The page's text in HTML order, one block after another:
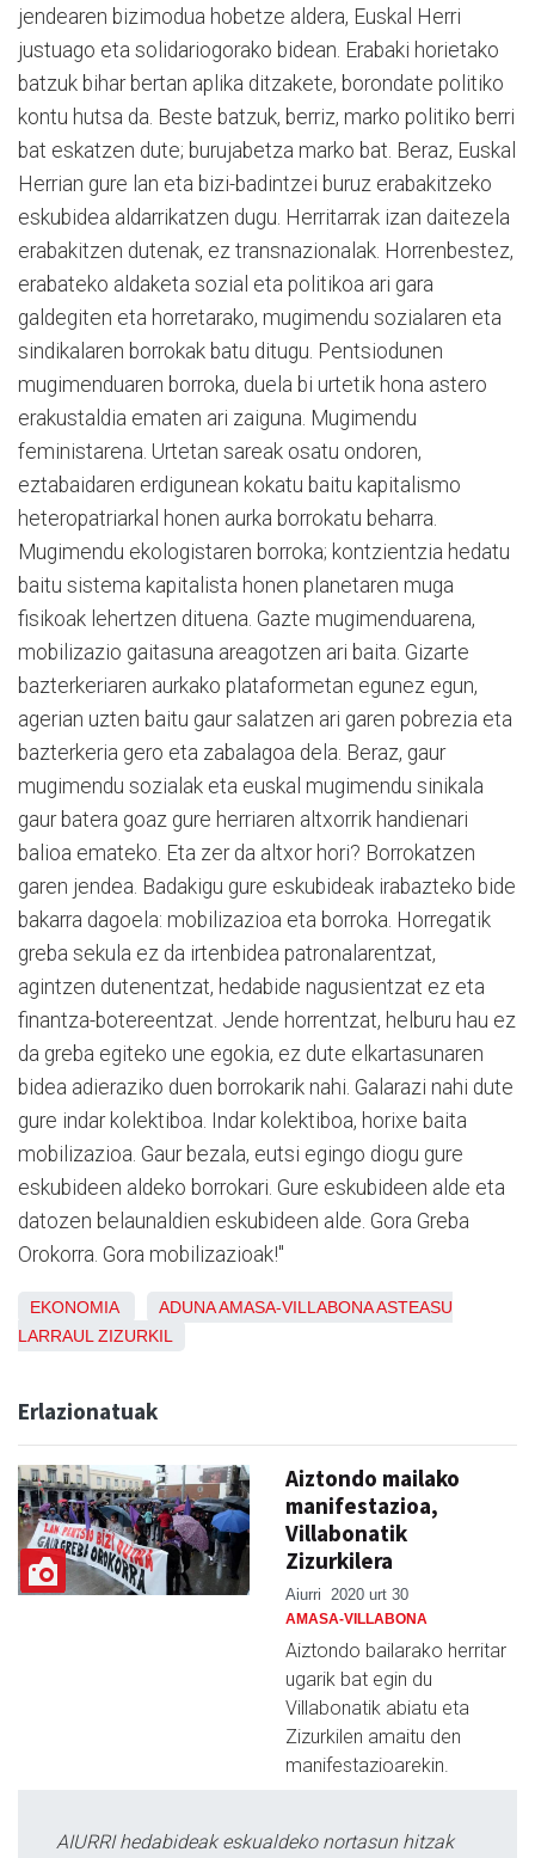
jendearen bizimodua hobetze aldera, Euskal Herri
justuago eta solidariogorako bidean. Erabaki horietako
batzuk bihar bertan aplika ditzakete, borondate politiko
kontu hutsa da. Beste batzuk, berriz, marko politiko berri
bat eskatzen dute; burujabetza marko bat. Beraz, Euskal
Herrian gure lan eta bizi-badintzei buruz erabakitzeko
eskubidea aldarrikatzen dugu. Herritarrak izan daitezela
erabakitzen dutenak, ez transnazionalak. Horrenbestez,
erabateko aldaketa sozial eta politikoa ari gara
galdegiten eta horretarako, mugimendu sozialaren eta
sindikalaren borrokak batu ditugu. Pentsiodunen
mugimenduaren borroka, duela bi urtetik hona astero
erakustaldia ematen ari zaiguna. Mugimendu
feministarena. Urtetan sareak osatu ondoren,
eztabaidaren erdigunean kokatu baitu kapitalismo
heteropatriarkal honen aurka borrokatu beharra.
Mugimendu ekologistaren borroka; kontzientzia hedatu
baitu sistema kapitalista honen planetaren muga
fisikoak lehertzen dituena. Gazte mugimenduarena,
mobilizazio gaitasuna areagotzen ari baita. Gizarte
bazterkeriaren aurkako plataformetan egunez egun,
agerian uzten baitu gaur salatzen ari garen pobrezia eta
bazterkeria gero eta zabalagoa dela. Beraz, gaur
mugimendu sozialak eta euskal mugimendu sinikala
gaur batera goaz gure herriaren altxorrik handienari
balioa emateko. Eta zer da altxor hori? Borrokatzen
garen jendea. Badakigu gure eskubideak irabazteko bide
bakarra dagoela: mobilizazioa eta borroka. Horregatik
greba sekula ez da irtenbidea patronalarentzat,
agintzen dutenentzat, hedabide nagusientzat ez eta
finantza-botereentzat. Jende horrentzat, helburu hau ez
da greba egiteko une egokia, ez dute elkartasunaren
bidea adieraziko duen borrokarik nahi. Galarazi nahi dute
gure indar kolektiboa. Indar kolektiboa, horixe baita
mobilizazioa. Gaur bezala, eutsi egingo diogu gure
eskubideen aldeko borrokari. Gure eskubideen alde eta
datozen belaunaldien eskubideen alde. Gora Greba
Orokorra. Gora mobilizazioak!"
EKONOMIA ADUNAAMASA-VILLABONAASTEASU
LARRAUL ZIZURKIL
Erlazionatuak
Aiztondo mailako
manifestazioa,
Villabonatik
Zizurkilera
Aiurri 2020 urt 30
AMASA-VILLABONA
Aiztondo bailarako herritar
ugarik bat egin du
Villabonatik abiatu eta
Zizurkilen amaitu den
manifestazioarekin.
AIURRI hedabideak eskualdeko nortasun hitzak